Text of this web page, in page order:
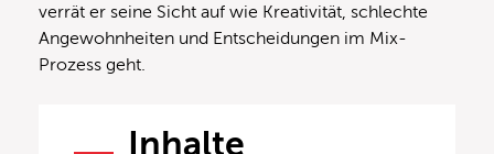
verrät er seine Sicht auf wie Kreativität, schlechte
Angewohnheiten und Entscheidungen im Mix-
Prozess geht.
Inhalte